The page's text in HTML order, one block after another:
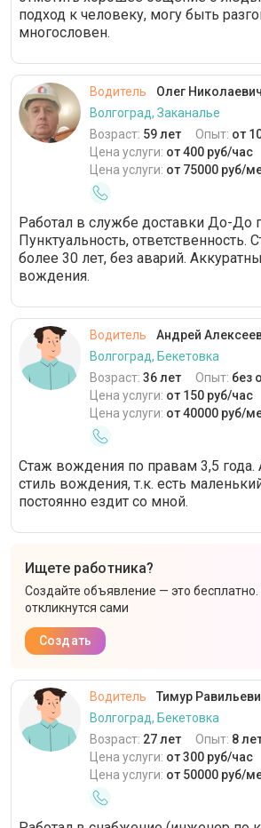
подход к человеку, могу быть
многословен.
Водитель
Олег
Волгоград, Заканалье
Возраст: 59 лет Опыт: от
Цена услуги: от 400 руб/час
Цена услуги: от 75000 руб/
Работал в службе доставки До-До
Пунктуальность, ответственность.
более 30 лет, без аварий.
вождения.
Водитель
Андрей
Волгоград, Бекетовка
Возраст: 36 лет Опыт: без
Цена услуги: от 150 руб/час
Цена услуги: от 40000 руб/
Стаж вождения по правам 3,5 года.
стиль вождения, т.к. есть
постоянно ездит со мной.
Ищете работника?
Создайте объявление — это бесплатно.
откликнутся сами
Создать
Водитель
Тимур
Волгоград, Бекетовка
Возраст: 27 лет Опыт: 8
Цена услуги: от 300 руб/час
Цена услуги: от 50000 руб/